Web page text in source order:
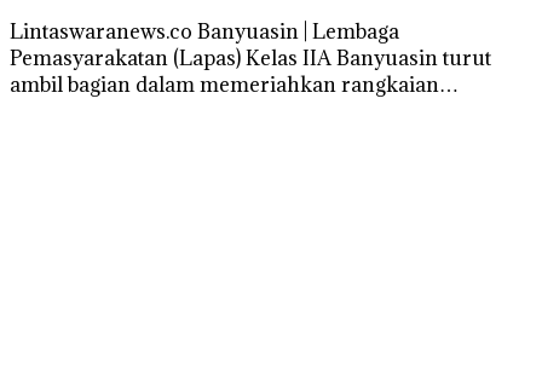
Lintaswaranews.co Banyuasin | Lembaga
Pemasyarakatan (Lapas) Kelas IIA Banyuasin turut
ambil bagian dalam memeriahkan rangkaian…